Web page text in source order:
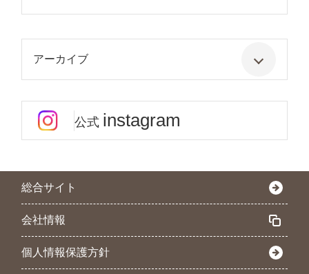
アーカイブ
公式 instagram
総合サイト
会社情報
個人情報保護方針